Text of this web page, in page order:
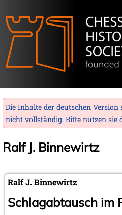
Die Inhalte der deutschen
nicht vollständig. Bitte nutzen sie
Ralf J. Binnewirtz
Ralf J. Binnewirtz
Schlagabtausch im